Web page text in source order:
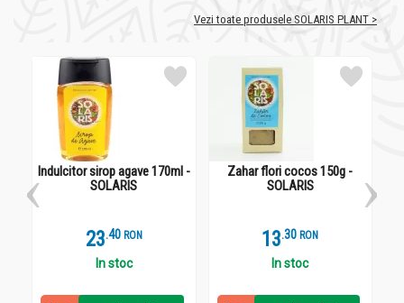
gol), protejeaza inima (magneziu), ajuta in afectiunile de
Administrare
Seminte dovleac 300g - SOLARIS
Pot fi consumate ca atare sau in iaurt, in salate sau pot fi
folosite pentru diverse preparate culinare sau paine.
Vezi toate produsele SOLARIS PLANT >
Indulcitor sirop agave 170ml -
SOLARIS
23.4 RON
In stoc
Zahar flori cocos 150g -
SOLARIS
13.3 RON
In stoc